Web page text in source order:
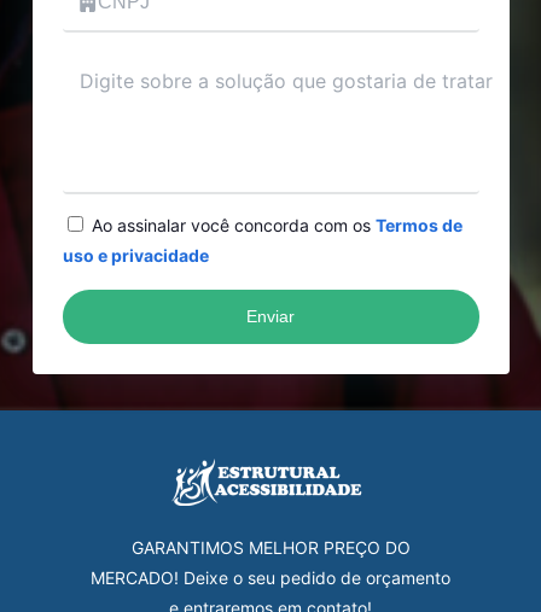
Ao assinalar você concorda com os Termos de
uso e privacidade
GARANTIMOS MELHOR PREÇO DO
MERCADO! Deixe o seu pedido de orçamento